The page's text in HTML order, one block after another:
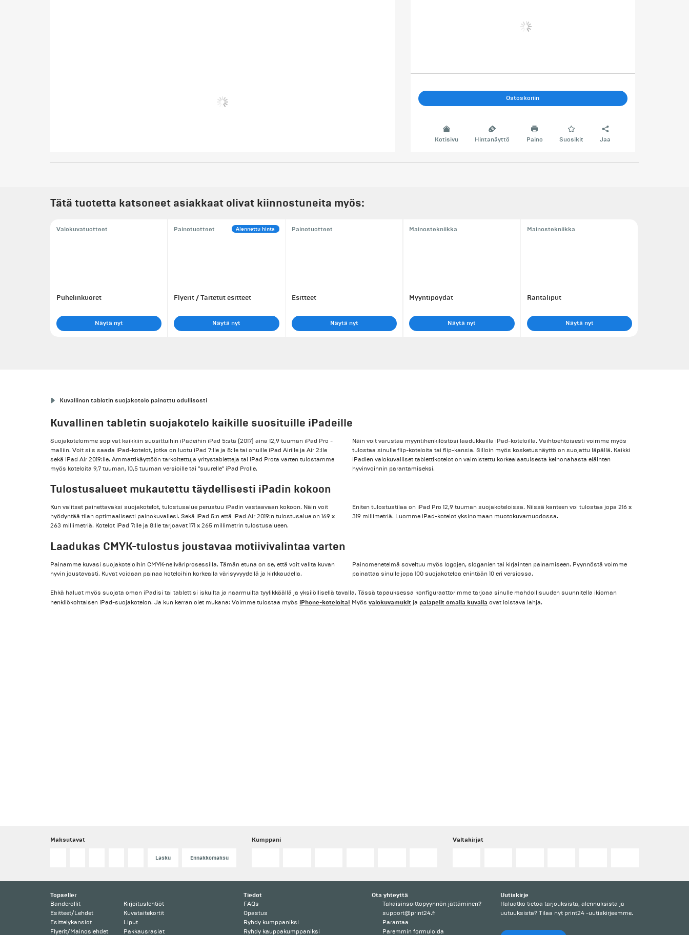
Ostoskoriin
Kotisivu Hintanäyttö Paino Suosikit Jaa
Tätä tuotetta katsoneet asiakkaat olivat kiinnostuneita myös:
Valokuvatuotteet
Puhelinkuoret
Näytä nyt
Painotuotteet Alennettu hinta
Flyerit / Taitetut esitteet
Näytä nyt
Painotuotteet
Esitteet
Näytä nyt
Mainostekniikka
Myyntipöydät
Näytä nyt
Mainostekniikka
Rantaliput
Näytä nyt
Kuvallinen tabletin suojakotelo painettu edullisesti
Kuvallinen tabletin suojakotelo kaikille suosituille iPadeille
Suojakotelomme sopivat kaikkiin suosittuihin iPadeihin iPad 5:stä (2017) aina 12,9 tuuman iPad Pro -
malliin. Voit siis saada iPad-kotelot, jotka on luotu iPad 7:lle ja 8:lle tai ohuille iPad Airille ja Air 2:lle
sekä iPad Air 2019:lle. Ammattikäyttöön tarkoitettuja yritystabletteja tai iPad Prota varten tulostamme
myös koteloita 9,7 tuuman, 10,5 tuuman versioille tai "suurelle" iPad Prolle.
Näin voit varustaa myyntihenkilöstösi laadukkailla iPad-koteloilla. Vaihtoehtoisesti voimme myös
tulostaa sinulle flip-koteloita tai flip-kansia. Silloin myös kosketusnäyttö on suojattu läpällä. Kaikki
iPadien valokuvalliset tablettikotelot on valmistettu korkealaatuisesta keinonahasta eläinten
hyvinvoinnin parantamiseksi.
Tulostusalueet mukautettu täydellisesti iPadin kokoon
Kun valitset painettavaksi suojakotelot, tulostusalue perustuu iPadin vastaavaan kokoon. Näin voit
hyödyntää tilan optimaalisesti painokuvallesi. Sekä iPad 5:n että iPad Air 2019:n tulostusalue on 169 x
263 millimetriä. Kotelot iPad 7:lle ja 8:lle tarjoavat 171 x 265 millimetrin tulostusalueen.
Eniten tulostustilaa on iPad Pro 12,9 tuuman suojakoteloissa. Niissä kanteen voi tulostaa jopa 216 x
319 millimetriä. Luomme iPad-kotelot yksinomaan muotokuvamuodossa.
Laadukas CMYK-tulostus joustavaa motiivivalintaa varten
Painamme kuvasi suojakoteloihin CMYK-neliväriprosessilla. Tämän etuna on se, että voit valita kuvan
hyvin joustavasti. Kuvat voidaan painaa koteloihin korkealla värisyvyydellä ja kirkkaudella.
Painomenetelmä soveltuu myös logojen, sloganien tai kirjainten painamiseen. Pyynnöstä voimme
painattaa sinulle jopa 100 suojakoteloa enintään 10 eri versiossa.
Ehkä haluat myös suojata oman iPadisi tai tablettisi iskuilta ja naarmuilta tyylikkäällä ja yksilöllisellä tavalla. Tässä tapauksessa konfiguraattorimme tarjoaa sinulle mahdollisuuden suunnitella ikioman
henkilökohtaisen iPad-suojakotelon. Ja kun kerran olet mukana: Voimme tulostaa myös iPhone-koteloita! Myösvalokuvamukit ja palapelit omalla kuvalla ovat loistava lahja.
Maksutavat
Lasku Ennakkomaksu
Kumppani Valtakirjat
Topseller
Banderollit
Esitteet/Lehdet
Esittelykansiot
Flyerit/Mainoslehdet
Kirjoituslehtiöt
Kuvataitekortit
Liput
Pakkausrasiat
Tiedot
FAQs
Opastus
Ryhdy kumppaniksi
Ryhdy kauppakumppaniksi
Ota yhteyttä
Takaisinsoittopyynnön jättäminen?
support@print24.fi
Parantaa
Paremmin formuloida
Uutiskirje
Haluatko tietoa tarjouksista, alennuksista ja
uutuuksista? Tilaa nyt print24 -uutiskirjeemme.